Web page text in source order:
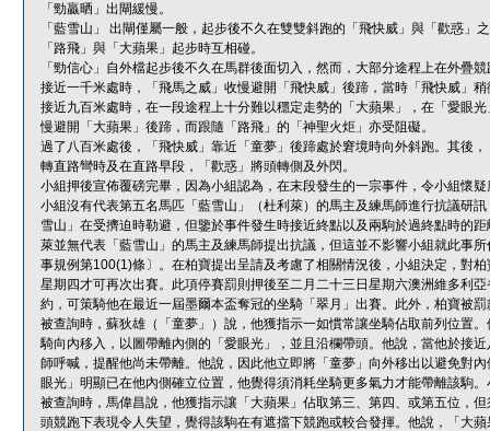
「勁贏晒」出閘緩慢。
「藍雪山」 出閘僅屬一般，起步後不久在雙雙斜跑的「飛快威」與「歡惑」
「路飛」與「大蘋果」起步時互相碰。
「勁信心」自外檔起步後不久在馬群後面切入，然而，大部分途程上在外疊
接近一千米處時，「飛馬之威」收慢避開「飛快威」後蹄，當時「飛快威」
接近九百米處時，在一段途程上十分難以穩定走勢的「大蘋果」，在「愛眼
慢避開「大蘋果」後蹄，而跟隨「路飛」的「神聖火炬」亦受阻礙。
過了八百米處後，「飛快威」靠近「童夢」後蹄處於窘境時向外斜跑。其後
轉直路彎時及在直路早段，「歡惑」將頭轉側及外閃。
小組押後宣佈覆磅完畢，因為小組認為，在末段發生的一宗事件，令小組懷
小組沒有代表第五名馬匹「藍雪山」（杜利萊）的馬主及練馬師進行抗議研
雪山」在受擠迫時勒避，但鑒於事件發生時接近終點以及兩駒於過終點時的
萊並無代表「藍雪山」的馬主及練馬師提出抗議，但這並不影響小組就此事
事規例第100(1)條〕。在柏寶提出呈請及考慮了相關情況後，小組決定，對
星期四才可再次出賽。此項停賽罰則押後至二月二十三日星期六澳洲維多利
約，可策騎他在最近一屆墨爾本盃奪冠的坐騎「翠月」出賽。此外，柏寶被
被查詢時，蘇狄雄（「童夢」）說，他獲指示一如慣常讓坐騎佔取前列位置
騎向內移入，以圖帶離內側的「愛眼光」，並且沿欄帶頭。他說，當他於接
師呼喊，提醒他尚未帶離。他說，因此他立即將「童夢」向外移出以避免對
眼光」明顯已在他內側確立位置，他覺得須消耗坐騎更多氣力才能帶離該駒
被查詢時，馬偉昌說，他獲指示讓「大蘋果」佔取第三、第四、或第五位，
頭競跑下表現令人失望，覺得該駒在有遮擋下競跑或較合發揮。他說，「大